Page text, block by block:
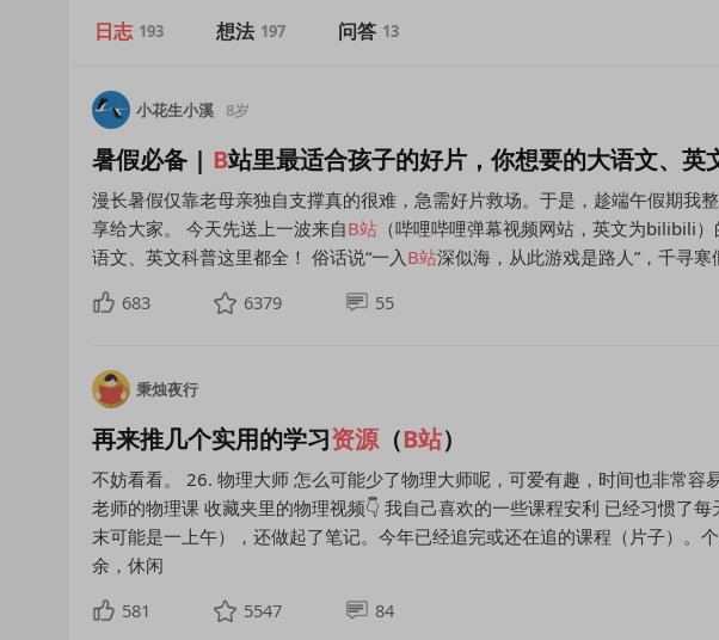
日志 193 想法 197 问答 13
小花生小溪 8岁
暑假必备 | B站里最适合孩子的好片，你想要的大语文、英
漫长暑假仅靠老母亲独自支撑真的很难，急需好片救场。于是，趁端午假期我
享给大家。 今天先送上一波来自B站 （哔哩哔哩弹幕视频网站，英文为bilibili
语文、英文科普这里都全！ 俗话说“一入B站深似海，从此游戏是路人”，千寻
683
6379 55
秉烛夜行
再来推几个实用的学习资源（B站）
不妨看看。 26. 物理大师 怎么可能少了物理大师呢，可爱有趣，时间也非常容
老师的物理课 收藏夹里的物理视频👇 我自己喜欢的一些课程安利 已经习惯了每
末可能是一上午），还做起了笔记。今年已经追完或还在追的课程（片子）。
余，休闲
581
5547 84